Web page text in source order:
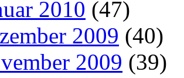
2010 (47)
2009 (40)
2009 (39)